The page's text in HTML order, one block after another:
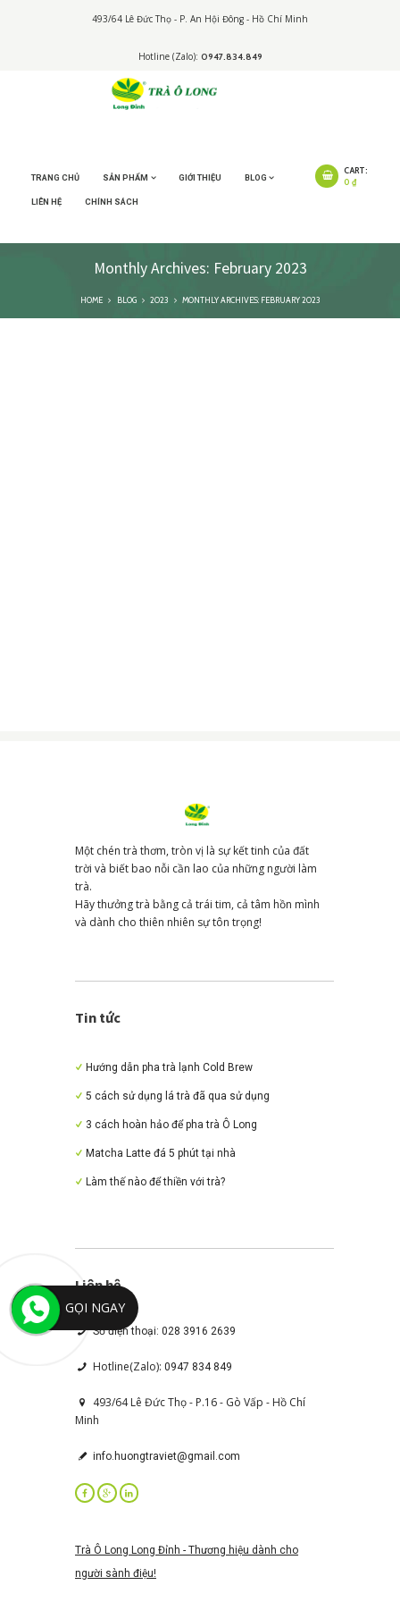
493/64 Lê Đức Thọ - P. An Hội Đông - Hồ Chí Minh
Hotline (Zalo): 0947.834.849
TRANG CHỦ SẢN PHẨM GIỚI THIỆU BLOG
LIÊN HỆ CHÍNH SÁCH
CART:
0 ₫
Monthly Archives: February 2023
HOME BLOG 2023 MONTHLY ARCHIVES: FEBRUARY 2023
Một chén trà thơm, tròn vị là sự kết tinh của đất
trời và biết bao nỗi cần lao của những người làm
trà.
Hãy thưởng trà bằng cả trái tim, cả tâm hồn mình
và dành cho thiên nhiên sự tôn trọng!
Tin tức
Hướng dẫn pha trà lạnh Cold Brew
5 cách sử dụng lá trà đã qua sử dụng
3 cách hoàn hảo để pha trà Ô Long
Matcha Latte đá 5 phút tại nhà
Làm thế nào để thiền với trà?
Liên hệ
Số điện thoại: 028 3916 2639
Hotline(Zalo): 0947 834 849
493/64 Lê Đức Thọ - P.16 - Gò Vấp - Hồ Chí
Minh
info.huongtraviet@gmail.com
Trà Ô Long Long Đỉnh - Thương hiệu dành cho
người sành điệu!
GỌI NGAY